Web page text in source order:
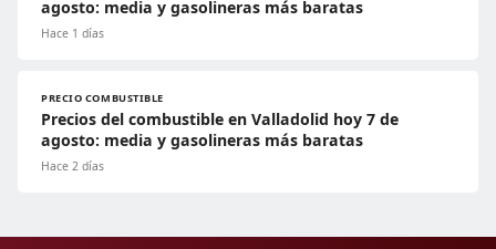
agosto: media y gasolineras más baratas
Hace 1 días
PRECIO COMBUSTIBLE
Precios del combustible en Valladolid hoy 7 de
agosto: media y gasolineras más baratas
Hace 2 días